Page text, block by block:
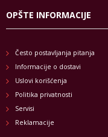
OPŠTE INFORMACIJE
Često postavljanja pitanja
Informacije o dostavi
Uslovi korišćenja
Politika privatnosti
Servisi
Reklamacije